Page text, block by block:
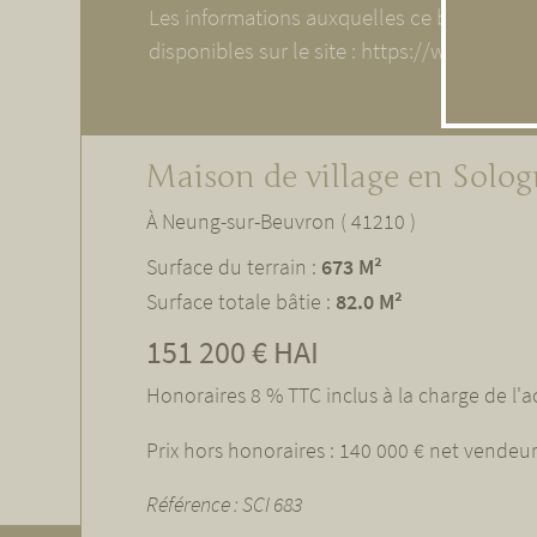
Les informations auxquelles ce bien est
disponibles sur le site : https://
Maison de village en
À Neung-sur-Beuvron ( 41210 )
Surface du terrain : 673 M²
Surface totale bâtie : 82.0 M²
151 200 € HAI
Honoraires 8 % TTC inclus à la charge de
Prix hors honoraires : 140 000 € net vendeur
Référence : SCI 683